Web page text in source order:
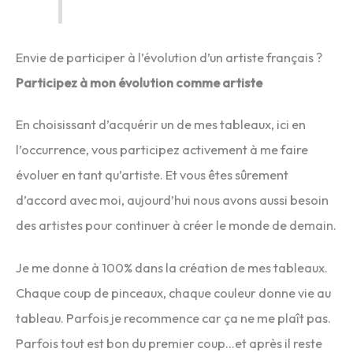
Envie de participer à l’évolution d’un artiste français ?
Participez à mon évolution comme artiste
En choisissant d’acquérir un de mes tableaux, ici en
l’occurrence, vous participez activement à me faire
évoluer en tant qu’artiste. Et vous êtes sûrement
d’accord avec moi, aujourd’hui nous avons aussi besoin
des artistes pour continuer à créer le monde de demain.
Je me donne à 100% dans la création de mes tableaux.
Chaque coup de pinceaux, chaque couleur donne vie au
tableau. Parfois je recommence car ça ne me plaît pas.
Parfois tout est bon du premier coup…et après il reste